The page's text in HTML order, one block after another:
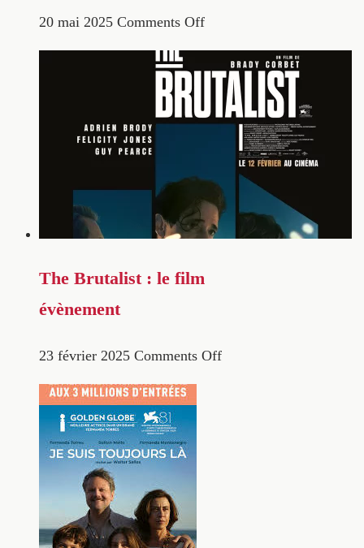
20 mai 2025 Comments Off
The Brutalist : le film
évènement
23 février 2025 Comments Off